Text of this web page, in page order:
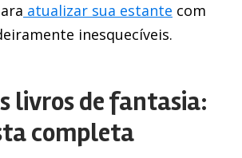
atualizar sua estante com
inesquecíveis.
livros de fantasia:
completa